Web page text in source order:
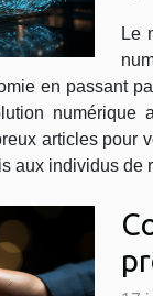
Le
en passant
articles pour
aux individus de